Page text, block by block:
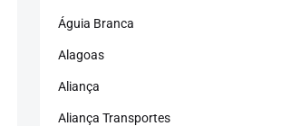
Águia Branca
Alagoas
Aliança
Aliança Transportes